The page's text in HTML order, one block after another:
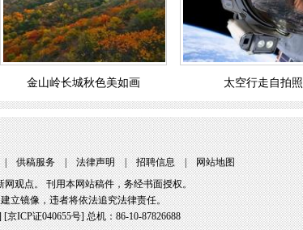
金山岭长城秋色美如画 太空行走自拍照
供稿服务|法律声明|招聘信息|网站地图
观点。 刊用本网站稿件，务经书面授权。
立镜像，违者将依法追究法律责任。
[京ICP证040655号] 总机：86-10-87826688